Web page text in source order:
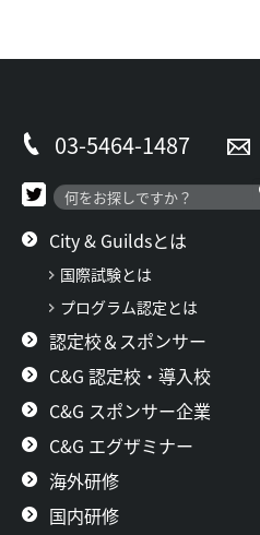
03-5464-1487
City & Guildsとは
国際試験とは
プログラム認定とは
認定校＆スポンサー
C&G 認定校・導入校
C&G スポンサー企業
C&G エグザミナー
海外研修
国内研修